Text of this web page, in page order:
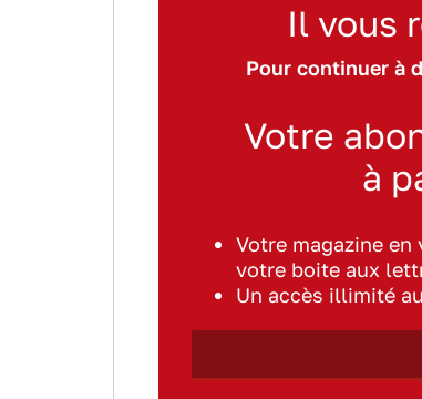
Il vous
Pour continuer à
Votre
à
Votre magazine
votre boite aux
Un accès illimité